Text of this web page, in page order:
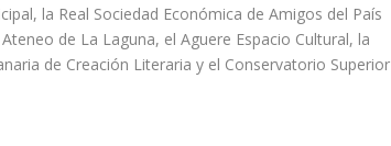
la Real Sociedad Económica de Amigos del País
de La Laguna, el Aguere Espacio Cultural, la
de Creación Literaria y el Conservatorio Superior